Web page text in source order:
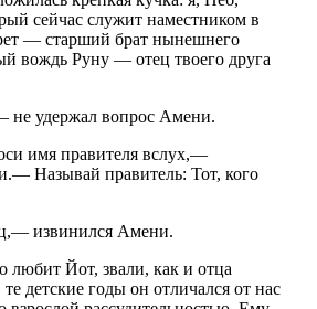
сейчас служит наместником в
— старший брат нынешнего
вождь Руну — отец твоего друга
удержал вопрос Амени.
имя правителя вслух,—
Называй правитель: Тот, кого
извинился Амени.
любит Йот, звали, как и отца
детские годы он отличался от нас